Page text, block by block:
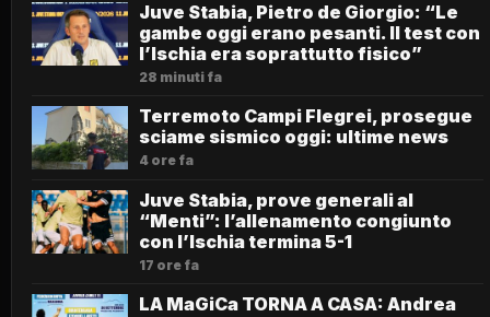
Juve Stabia, Pietro de Giorgio: “Le
gambe oggi erano pesanti. Il test con
l’Ischia era soprattutto fisico”
28 minuti fa
Terremoto Campi Flegrei, prosegue
sciame sismico oggi: ultime news
4 ore fa
Juve Stabia, prove generali al
“Menti”: l’allenamento congiunto
con l’Ischia termina 5-1
17 ore fa
LA MaGiCa TORNA A CASA: Andrea